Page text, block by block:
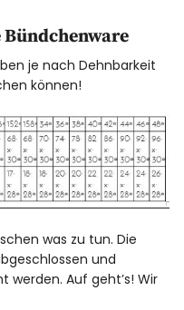
je nach Dehnbarkeit
können!
was zu tun. Die
und
Auf geht’s! Wir